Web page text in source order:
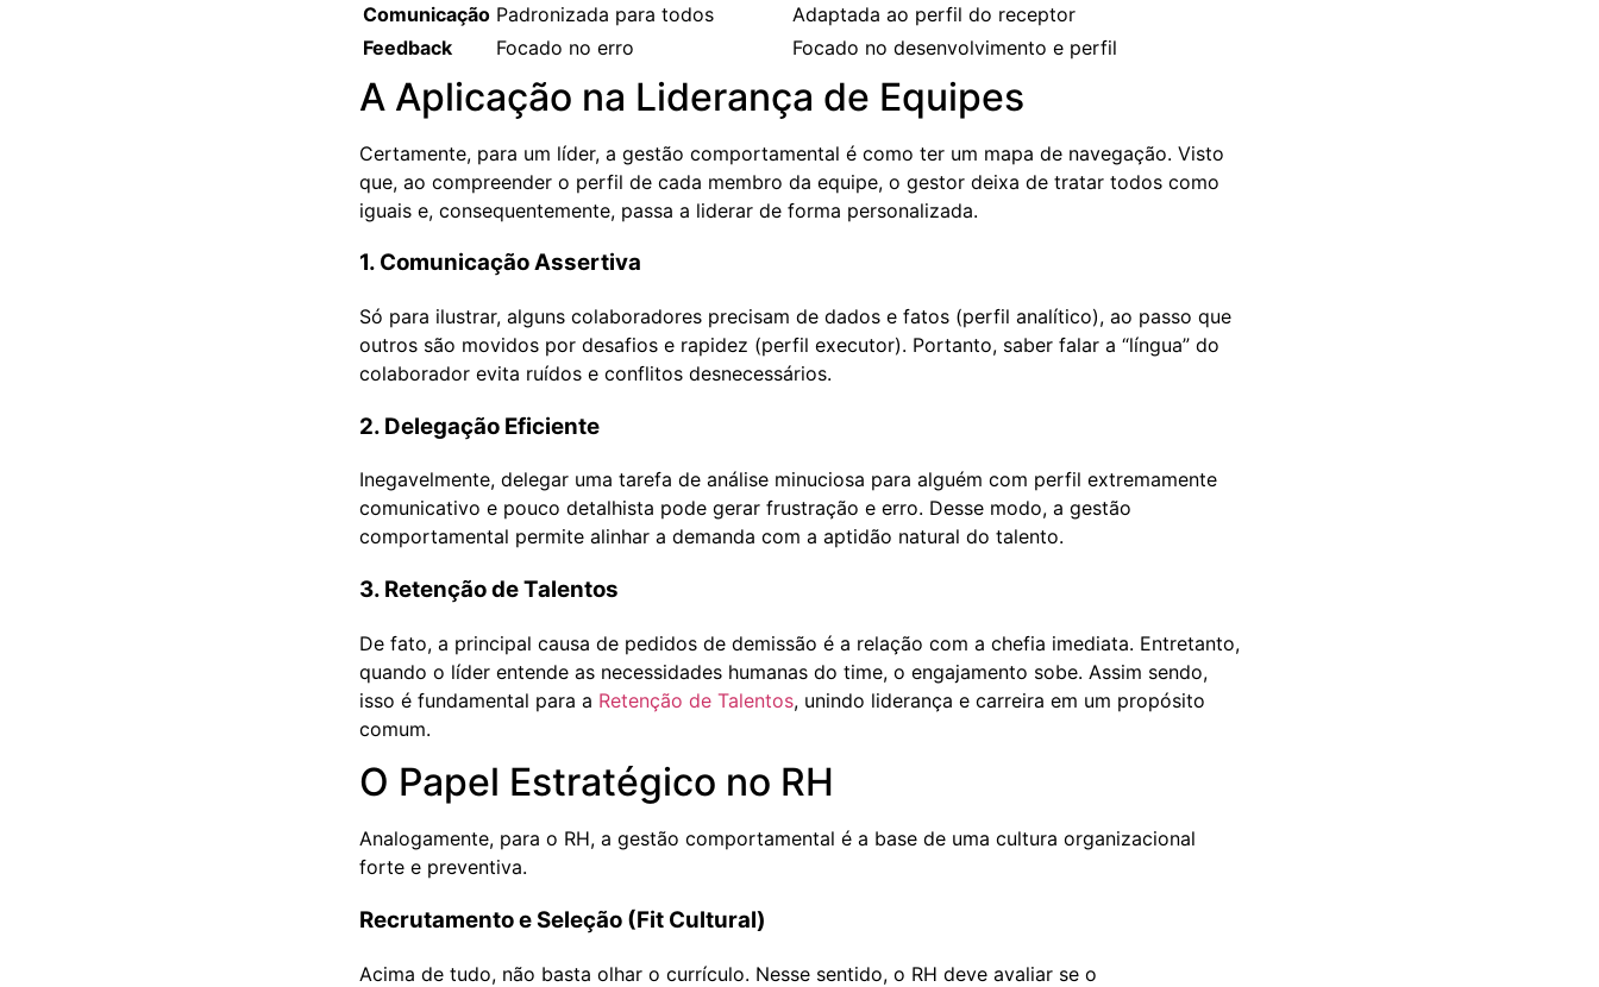
Comunicação Padronizada para todos
Adaptada ao perfil do receptor
Feedback
Focado no erro Focado no desenvolvimento e perfil
A Aplicação na Liderança de Equipes
Certamente, para um líder, a gestão comportamental é como ter um mapa de navegação. Visto
que, ao compreender o perfil de cada membro da equipe, o gestor deixa de tratar todos como
iguais e, consequentemente, passa a liderar de forma personalizada.
1. Comunicação Assertiva
Só para ilustrar, alguns colaboradores precisam de dados e fatos (perfil analítico), ao passo que
outros são movidos por desafios e rapidez (perfil executor). Portanto, saber falar a “língua” do
colaborador evita ruídos e conflitos desnecessários.
2. Delegação Eficiente
Inegavelmente, delegar uma tarefa de análise minuciosa para alguém com perfil extremamente
comunicativo e pouco detalhista pode gerar frustração e erro. Desse modo, a gestão
comportamental permite alinhar a demanda com a aptidão natural do talento.
3. Retenção de Talentos
De fato, a principal causa de pedidos de demissão é a relação com a chefia imediata. Entretanto,
quando o líder entende as necessidades humanas do time, o engajamento sobe. Assim sendo,
isso é fundamental para a Retenção de Talentos, unindo liderança e carreira em um propósito
comum.
O Papel Estratégico no RH
Analogamente, para o RH, a gestão comportamental é a base de uma cultura organizacional
forte e preventiva.
Recrutamento e Seleção (Fit Cultural)
Acima de tudo, não basta olhar o currículo. Nesse sentido, o RH deve avaliar se o